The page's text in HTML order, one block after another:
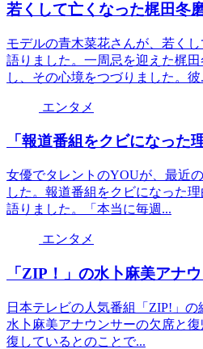
若くして亡くなった梶田冬
モデルの青木菜花さんが、若く
語りました。一周忌を迎えた梶
し、その心境をつづりました。彼
エンタメ
「報道番組をクビになった
女優でタレントのYOUが、最近
した。報道番組をクビになった
語りました。「本当に毎週...
エンタメ
「ZIP！」の水卜麻美アナ
日本テレビの人気番組「ZIP!」
水卜麻美アナウンサーの欠席と
復しているとのことで...